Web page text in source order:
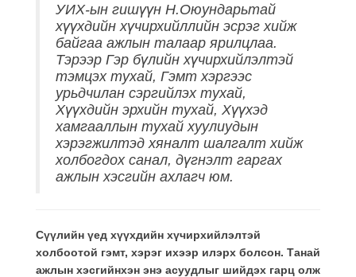
УИХ-ын гишүүн Н.Оюундарьтай
хүүхдийн хүчирхийллийн эсрэг хийж
байгаа ажлын талаар ярилцлаа.
Тэрээр Гэр бүлийн хүчирхийлэлтэй
тэмцэх тухай, Гэмт хэргээс
урьдчилан сэргийлэх тухай,
Хүүхдийн эрхийн тухай, Хүүхэд
хамгааллын тухай хуулиудын
хэрэгжилтэд хяналт шалгалт хийж
холбогдох санал, дүгнэлт гаргах
ажлын хэсгийн ахлагч юм.
Сүүлийн үед хүүхдийн хүчирхийлэлтэй
холбоотой гэмт, хэрэг ихээр илэрх болсон. Танай
ажлын хэсгийнхэн энэ асуудлыг шийдэх гарц олж